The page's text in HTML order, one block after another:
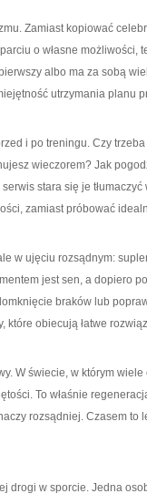
Zamiast kopiować
o własne możliwości,
albo ma za sobą
utrzymania planu
i po treningu. Czy
wieczorem? Jak
stara się je
zamiast próbować
w ujęciu rozsądnym:
jest sen, a dopiero
braków lub
które obiecują łatwe
W świecie, w którym
To właśnie
rozsądniej. Czasem to
drogi w sporcie. Jedna